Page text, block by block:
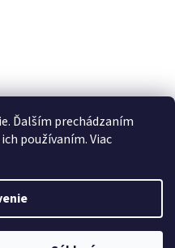
Ďalším prechádzaním
používaním. Viac
Shoptet